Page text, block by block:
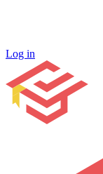
Log in